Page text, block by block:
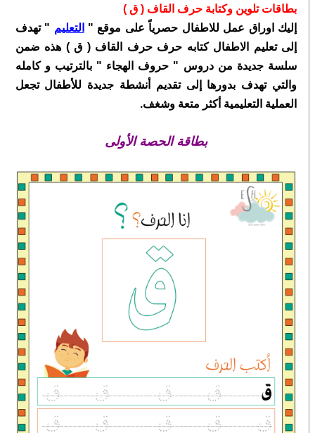
بطاقات تلوين وكتابة حرف القاف ( ق )
إليك اوراق عمل للاطفال حصرياً على موقع "
التعليم " تهدف
إلى تعليم الاطفال كتابه حرفحرف القاف ( ق ) هذه ضمن
سلسة جديدة من دروس " حروف الهجاء " بالترتيب و كامله
والتي تهدف بدورها إلى تقديم أنشطة جديدة للأطفال تجعل
العملية التعليمية أكثر متعة وشغف.
بطاقة الحصة الأولى